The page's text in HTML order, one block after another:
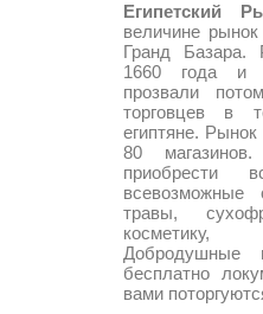
Египетский
величине
Гранд Базара.
1660 года и
прозвали
торговцев в
египтяне.
80
приобрести
всевозможные
травы,
Добродушные
бесплатно
вами